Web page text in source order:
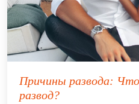
Причины развода:
развод?